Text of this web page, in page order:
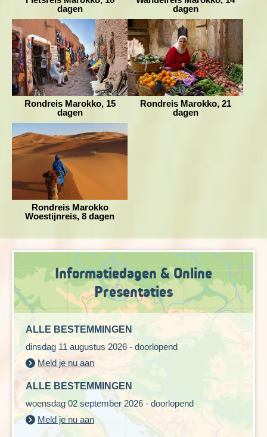
dagen
dagen
Rondreis Marokko, 15
dagen
Rondreis Marokko, 21
dagen
Rondreis Marokko
Woestijnreis, 8 dagen
Informatiedagen & Online
Presentaties
ALLE BESTEMMINGEN
dinsdag 11 augustus 2026 - doorlopend
Meld je nu aan
ALLE BESTEMMINGEN
woensdag 02 september 2026 - doorlopend
Meld je nu aan